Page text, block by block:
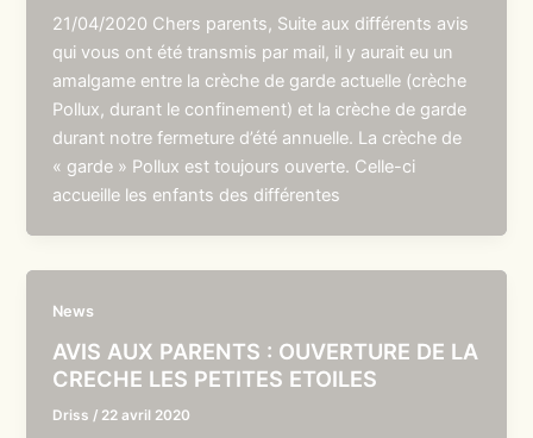
21/04/2020 Chers parents, Suite aux différents avis
qui vous ont été transmis par mail, il y aurait eu un
amalgame entre la crèche de garde actuelle (crèche
Pollux, durant le confinement) et la crèche de garde
durant notre fermeture d’été annuelle. La crèche de
« garde » Pollux est toujours ouverte. Celle-ci
accueille les enfants des différentes
News
AVIS AUX PARENTS : OUVERTURE DE LA
CRECHE LES PETITES ETOILES
Driss / 22 avril 2020